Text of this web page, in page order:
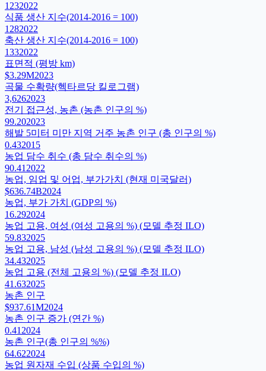
1232022
식품 생산 지수(2014-2016 = 100)
1282022
축산 생산 지수(2014-2016 = 100)
1332022
표면적 (평방 km)
$3.29M2023
곡물 수확량(헥타르당 킬로그램)
3,6262023
전기 접근성, 농촌 (농촌 인구의 %)
99.202023
해발 5미터 미만 지역 거주 농촌 인구 (총 인구의 %)
0.432015
농업 담수 취수 (총 담수 취수의 %)
90.41 2022
농업, 임업 및 어업, 부가가치 (현재 미국달러)
$636.74B2024
농업, 부가 가치 (GDP의 %)
16.292024
농업 고용, 여성 (여성 고용의 %) (모델 추정 ILO)
59.832025
농업 고용, 남성 (남성 고용의 %) (모델 추정 ILO)
34.432025
농업 고용 (전체 고용의 %) (모델 추정 ILO)
41.632025
농촌 인구
$937.61M2024
농촌 인구 증가 (연간 %)
0.41 2024
농촌 인구(총 인구의 %%)
64.622024
농업 원자재 수입 (상품 수입의 %)